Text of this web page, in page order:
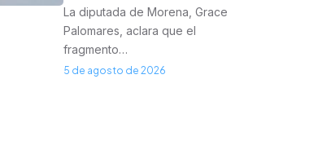
La diputada de Morena, Grace
Palomares, aclara que el
fragmento…
5 de agosto de 2026